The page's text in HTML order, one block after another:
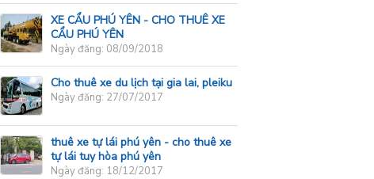
XE CẨU PHÚ YÊN - CHO THUÊ XE
CẨU PHÚ YÊN
Ngày đăng: 08/09/2018
Cho thuê xe du lịch tại gia lai, pleiku
Ngày đăng: 27/07/2017
thuê xe tự lái phú yên - cho thuê xe
tự lái tuy hòa phú yên
Ngày đăng: 18/12/2017